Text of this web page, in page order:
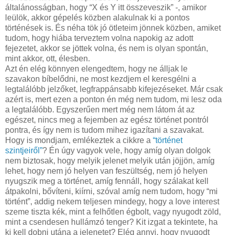
általánosságban, hogy “X és Y itt összeveszik” -, amikor
leülök, akkor gépelés közben alakulnak ki a pontos
történések is. És néha tök jó ötleteim jönnek közben, amiket
tudom, hogy hiába terveztem volna napokig az adott
fejezetet, akkor se jöttek volna, és nem is olyan spontán,
mint akkor, ott, élesben.
Azt én elég könnyen elengedtem, hogy ne álljak le
szavakon bíbelődni, ne most kezdjem el keresgélni a
legtalálóbb jelzőket, legfrappánsabb kifejezéseket. Már csak
azért is, mert ezen a ponton én még nem tudom, mi lesz oda
a legtalálóbb. Egyszerűen mert még nem látom át az
egészet, nincs meg a fejemben az egész történet pontról
pontra, és így nem is tudom mihez igazítani a szavakat.
Hogy is mondjam, emlékeztek a cikkre a “történet
szintjeiről”? Én úgy vagyok vele, hogy amíg olyan dolgok
nem biztosak, hogy melyik jelenet melyik után jöjjön, amíg
lehet, hogy nem jó helyen van feszültség, nem jó helyen
nyugszik meg a történet, amíg fennáll, hogy szálakat kell
átpakolni, bővíteni, kiírni, szóval amíg nem tudom, hogy “mi
történt”, addig nekem teljesen mindegy, hogy a love interest
szeme tiszta kék, mint a felhőtlen égbolt, vagy nyugodt zöld,
mint a csendesen hullámzó tenger? Kit izgat a tekintete, ha
ki kell dobni utána a jelenetet? Elég annyi, hogy nyugodt